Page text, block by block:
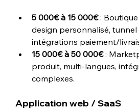
5 000€ à 15 000€ :
design personnalisé, tunnel
intégrations paiement/
15 000€ à 50 000€ :
produit, multi-langues,
complexes.
Application web / SaaS